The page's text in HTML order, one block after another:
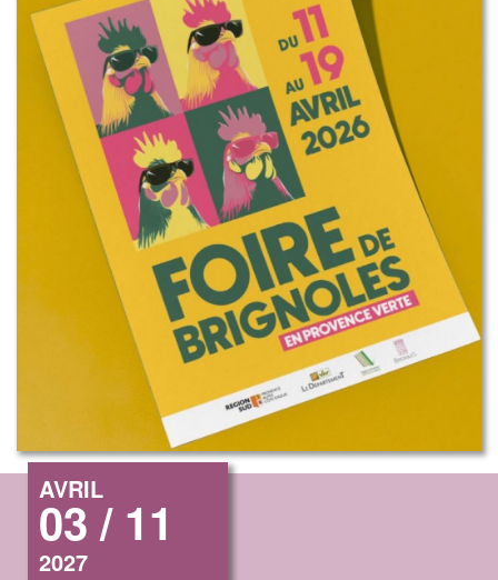
AVRIL
03 / 11
2027